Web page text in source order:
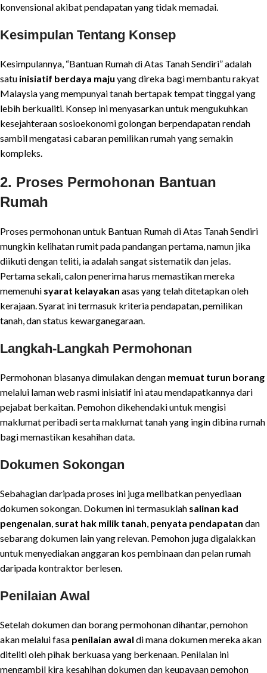
konvensional akibat pendapatan yang tidak memadai.
Kesimpulan Tentang Konsep
Kesimpulannya, “Bantuan Rumah di Atas Tanah Sendiri” adalah
satu inisiatif berdaya maju yang direka bagi membantu rakyat
Malaysia yang mempunyai tanah bertapak tempat tinggal yang
lebih berkualiti. Konsep ini menyasarkan untuk mengukuhkan
kesejahteraan sosioekonomi golongan berpendapatan rendah
sambil mengatasi cabaran pemilikan rumah yang semakin
kompleks.
2. Proses Permohonan Bantuan
Rumah
Proses permohonan untuk Bantuan Rumah di Atas Tanah Sendiri
mungkin kelihatan rumit pada pandangan pertama, namun jika
diikuti dengan teliti, ia adalah sangat sistematik dan jelas.
Pertama sekali, calon penerima harus memastikan mereka
memenuhi syarat kelayakan asas yang telah ditetapkan oleh
kerajaan. Syarat ini termasuk kriteria pendapatan, pemilikan
tanah, dan status kewarganegaraan.
Langkah-Langkah Permohonan
Permohonan biasanya dimulakan dengan memuat turun borang
melalui laman web rasmi inisiatif ini atau mendapatkannya dari
pejabat berkaitan. Pemohon dikehendaki untuk mengisi
maklumat peribadi serta maklumat tanah yang ingin dibina rumah
bagi memastikan kesahihan data.
Dokumen Sokongan
Sebahagian daripada proses ini juga melibatkan penyediaan
dokumen sokongan. Dokumen ini termasuklah salinan kad
pengenalan surat hak milik tanah penyata pendapatan dan
sebarang dokumen lain yang relevan. Pemohon juga digalakkan
untuk menyediakan anggaran kos pembinaan dan pelan rumah
daripada kontraktor berlesen.
Penilaian Awal
Setelah dokumen dan borang permohonan dihantar, pemohon
akan melalui fasa penilaian awal di mana dokumen mereka akan
diteliti oleh pihak berkuasa yang berkenaan. Penilaian ini
mengambil kira kesahihan dokumen dan keupayaan pemohon